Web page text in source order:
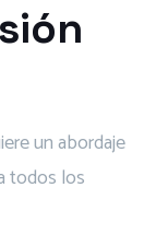
un abordaje
todos los